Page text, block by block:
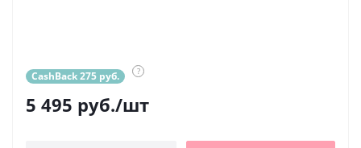
CashBack 275 руб. ?
5 495 руб./шт